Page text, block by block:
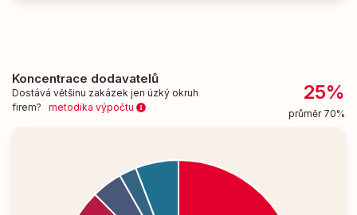
Koncentrace dodavatelů
Dostává většinu zakázek jen úzký okruh
firem? metodika výpočtu
25%
průměr 70%